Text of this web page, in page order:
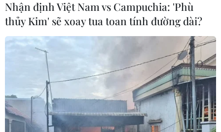
Nhận định Việt Nam vs Campuchia: 'Phù
thủy Kim' sẽ xoay tua toan tính đường dài?